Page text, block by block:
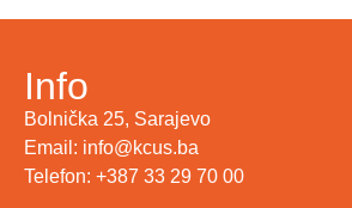
Info
Bolnička 25, Sarajevo
Email: info@kcus.ba
Telefon: +387 33 29 70 00